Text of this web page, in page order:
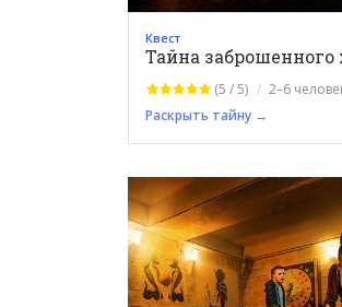
Квест
Тайна заброшенного
(5 / 5) 2–6
Раскрыть тайну →